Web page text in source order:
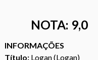
NOTA: 9,0
INFORMAÇÕES
Título:Logan (Logan)